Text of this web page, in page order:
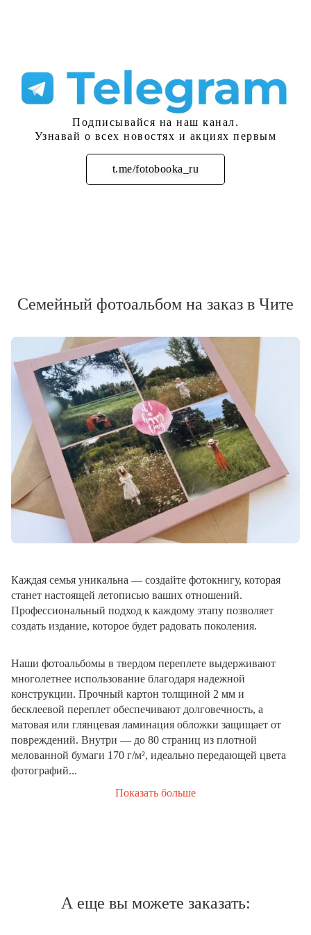
Подписывайся на наш канал.
Узнавай о всех новостях и акциях первым
t.me/fotobooka_ru
Подписаться
Семейный фотоальбом на заказ в Чите
Каждая семья уникальна — создайте фотокнигу, которая
станет настоящей летописью ваших отношений.
Профессиональный подход к каждому этапу позволяет
создать издание, которое будет радовать поколения.
Наши фотоальбомы в твердом переплете выдерживают
многолетнее использование благодаря надежной
конструкции. Прочный картон толщиной 2 мм и
бесклеевой переплет обеспечивают долговечность, а
матовая или глянцевая ламинация обложки защищает от
повреждений. Внутри — до 80 страниц из плотной
мелованной бумаги 170 г/м², идеально передающей цвета
фотографий...
Показать больше
А еще вы можете заказать: